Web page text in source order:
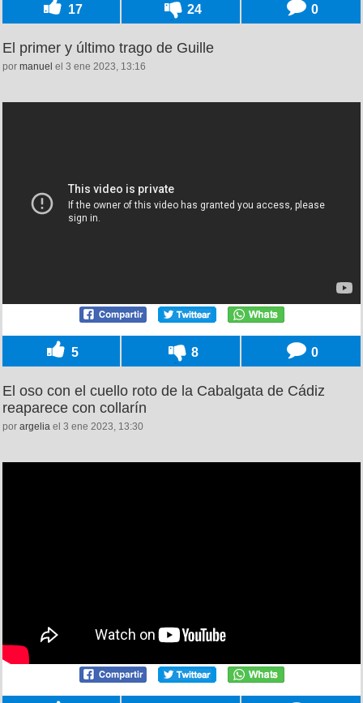
17 24 0
El primer y último trago de Guille
por manuel el 3 ene 2023, 13:16
5 8 0
El oso con el cuello roto de la Cabalgata de Cádiz
reaparece con collarín
por argelia el 3 ene 2023, 13:30